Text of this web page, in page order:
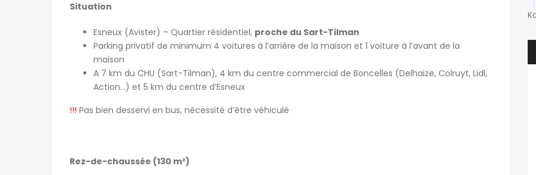
Situation
Esneux (Avister) – Quartier résidentiel, proche du Sart-Tilman
Parking privatif de minimum 4 voitures à l’arrière de la maison et 1 voiture à l’avant de la
maison
A 7 km du CHU (Sart-Tilman), 4 km du centre commercial de Boncelles (Delhaize, Colruyt, Lidl,
Action…) et 5 km du centre d’Esneux
!!! Pas bien desservi en bus, nécessité d’être véhiculé
Rez-de-chaussée (130 m²)